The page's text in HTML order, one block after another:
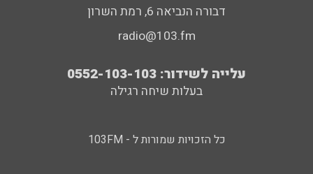
דבורה הנביאה 6, רמת השרון
radio@103.fm
עלייה לשידור: 0552-103-103
בעלות שיחה רגילה
כל הזכויות שמורות ל - 103FM